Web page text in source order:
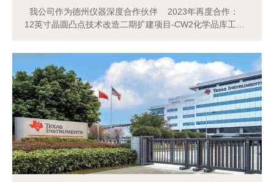
我公司作为德州仪器深度合作伙伴 2023年再度合作：
12英寸晶圆凸点技术改造二期扩建项目-CW2化学品库工程